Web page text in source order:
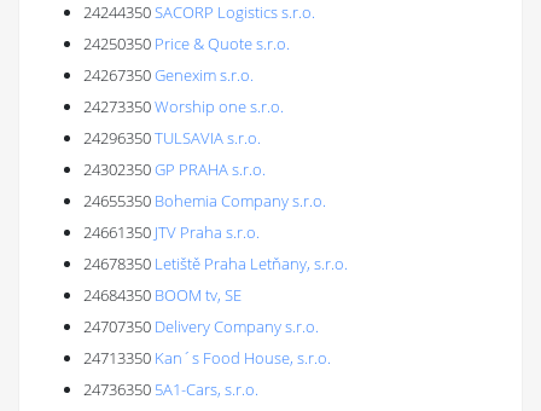
24244350SACORP Logistics s.r.o.
24250350 Price & Quote s.r.o.
24267350Genexim s.r.o.
24273350Worship one s.r.o.
24296350TULSAVIA s.r.o.
24302350GP PRAHA s.r.o.
24655350 Bohemia Company s.r.o.
24661350 JTV Praha s.r.o.
24678350 Letiště Praha Letňany, s.r.o.
24684350 BOOM tv, SE
24707350 Delivery Company s.r.o.
24713350 Kan´s Food House, s.r.o.
24736350 5A1-Cars, s.r.o.